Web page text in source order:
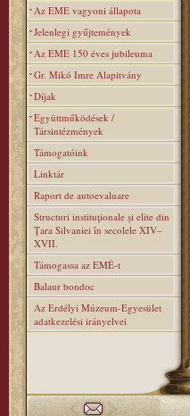
Az EME vagyoni állapota
Jelenlegi gyűjtemények
Az EME 150 éves jubileuma
Gr. Mikó Imre Alapitvány
Díjak
Együttműködések /
Társintézmények
Támogatóink
Linktár
Raport de autoevaluare
Structuri instituţionale şi elite din
Ţara Silvaniei în secolele XIV–
XVII.
Támogassa az EMÉ-t
Balaur bondoc
Az Erdélyi Múzeum-Egyesület
adatkezelési irányelvei